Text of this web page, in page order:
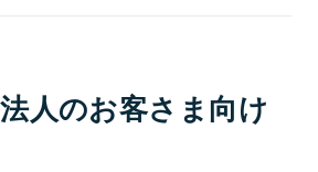
人のお客さま向け